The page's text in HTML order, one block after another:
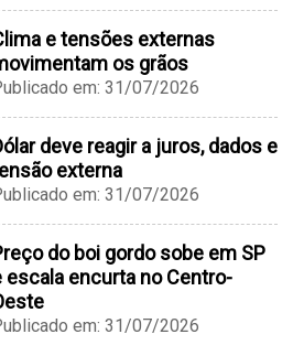
e tensões externas
os grãos
em: 31/07/2026
deve reagir a juros, dados e
externa
em: 31/07/2026
do boi gordo sobe em SP
escala encurta no Centro-
em: 31/07/2026